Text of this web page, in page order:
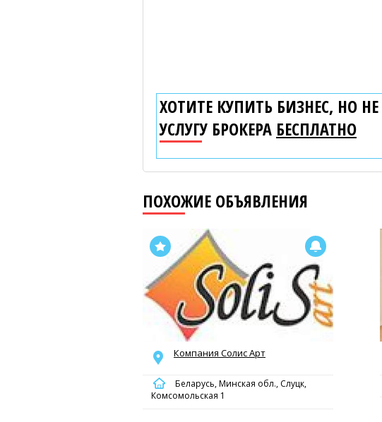
ХОТИТЕ КУПИТЬ БИЗНЕС, НО
УСЛУГУ БРОКЕРА БЕСПЛАТНО
ПОХОЖИЕ ОБЪЯВЛЕНИЯ
Компания Солис Арт
Беларусь, Минская обл., Слуцк,
Комсомольская 1